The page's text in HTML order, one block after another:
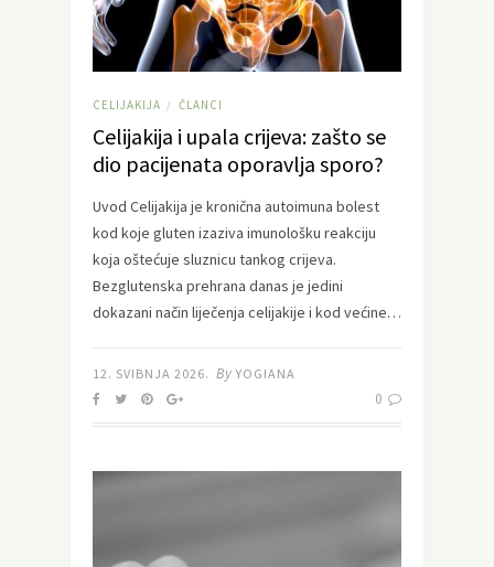
CELIJAKIJA / ČLANCI
Celijakija i upala crijeva: zašto se
dio pacijenata oporavlja sporo?
Uvod Celijakija je kronična autoimuna bolest
kod koje gluten izaziva imunološku reakciju
koja oštećuje sluznicu tankog crijeva.
Bezglutenska prehrana danas je jedini
dokazani način liječenja celijakije i kod većine…
12. SVIBNJA 2026. By YOGIANA
0